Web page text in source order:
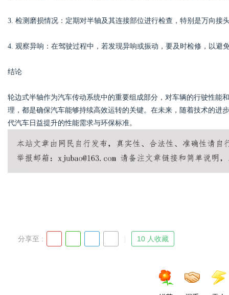
3. 检测磨损情况：定期对半轴及其连接部位进行检查，特别是万向接
4. 观察异响：在驾驶过程中，若发现异响或振动，要及时检修，以避
结论
轮边式半轴作为汽车传动系统中的重要组成部分，对车辆的行驶性能
理，都是确保汽车能够持续高效运转的关键。在未来，随着技术的进
代汽车日益提升的性能需求与环保标准。
分享至 : 10 人收藏